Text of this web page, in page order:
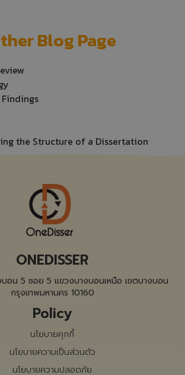
Blog Page
the Structure of a Dissertation
ONEDISSER
อน 5 ซอย 5 แขวงบางบอนเหนือ เขตบางบอน
กรุงเทพมหานคร 10160
Policy
นโยบายคุกกี้
นโยบายความเป็นส่วนตัว
นโยบายความปลอดภัย